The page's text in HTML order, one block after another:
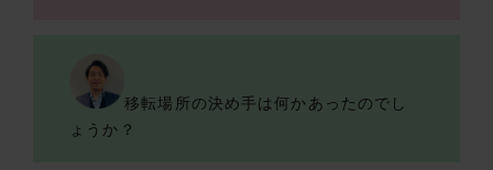
移転場所の決め手は何かあったのでし
ょうか？